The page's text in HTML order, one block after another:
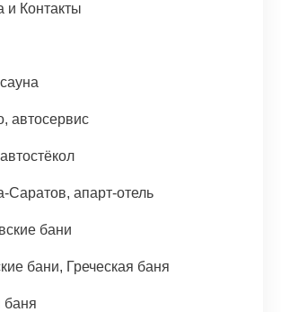
и Контакты
автосервис
Саратов, апарт-отель
бани
бани, Греческая баня
баня